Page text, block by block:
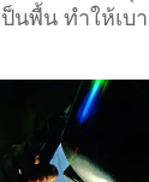
ป็นพื้น ทำให้เบ